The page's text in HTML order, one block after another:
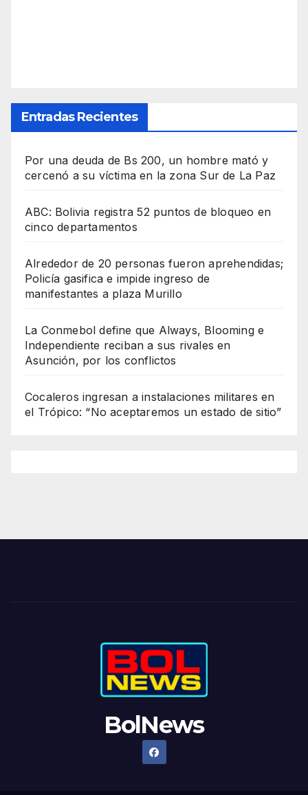
Entradas Recientes
Por una deuda de Bs 200, un hombre mató y
cercenó a su víctima en la zona Sur de La Paz
ABC: Bolivia registra 52 puntos de bloqueo en
cinco departamentos
Alrededor de 20 personas fueron aprehendidas;
Policía gasifica e impide ingreso de
manifestantes a plaza Murillo
La Conmebol define que Always, Blooming e
Independiente reciban a sus rivales en
Asunción, por los conflictos
Cocaleros ingresan a instalaciones militares en
el Trópico: “No aceptaremos un estado de sitio”
BolNews